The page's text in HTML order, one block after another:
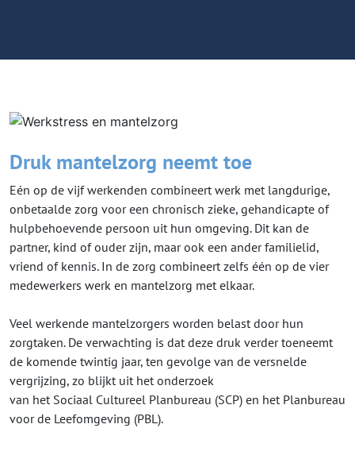
Druk mantelzorg neemt toe
Eén op de vijf werkenden combineert werk met langdurige,
onbetaalde zorg voor een chronisch zieke, gehandicapte of
hulpbehoevende persoon uit hun omgeving. Dit kan de
partner, kind of ouder zijn, maar ook een ander familielid,
vriend of kennis. In de zorg combineert zelfs één op de vier
medewerkers werk en mantelzorg met elkaar.
Veel werkende mantelzorgers worden belast door hun
zorgtaken. De verwachting is dat deze druk verder toeneemt
de komende twintig jaar, ten gevolge van de versnelde
vergrijzing, zo blijkt uit het onderzoek
van het Sociaal Cultureel Planbureau (SCP) en het Planbureau
voor de Leefomgeving (PBL).